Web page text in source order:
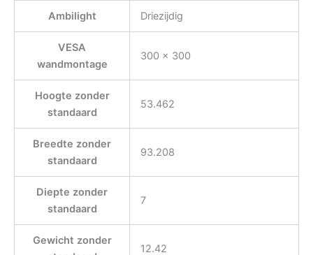
Ambilight Driezijdig
VESA
wandmontage
300 x 300
Hoogte zonder
standaard
53.462
Breedte zonder
standaard
93.208
Diepte zonder
standaard
7
Gewicht zonder
12.42